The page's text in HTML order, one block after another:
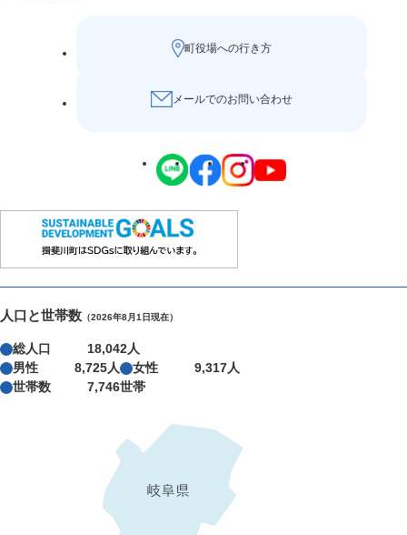
町役場への行き方
メールでのお問い合わせ
人口と世帯数 （2026年8月1日現在）
総人口
18,042人
男性
8,725人 女性
9,317人
世帯数
7,746世帯